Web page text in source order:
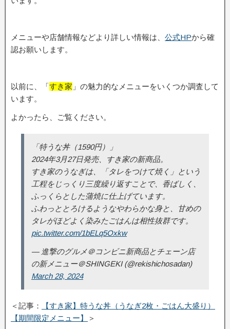
メニューや店舗情報などより詳しい情報は、 公式HPから確
認お願いします。
以前に、「すき家 」の魅力的なメニューをいくつか調査して
います。
よかったら、ご覧ください。
「特うな丼（1590円）」
2024年3月27日発売、すき家の新商品。
すき家のうなぎは、「タレをつけて焼く」という
工程をじっくり三度繰り返すことで、香ばしく、
ふっくらとした蒲焼に仕上げています。
ふわっととろけるようなやわらかな身と、甘めの
タレがほどよく染みたごはんは相性抜群です。
pic.twitter.com/1bELq5Oxkw
— 進撃のグルメ＠コンビニ新商品とチェーン店
の新メニュー＠SHINGEKI (@rekishichosadan)
March 28, 2024
＜記事：
【すき家】特うな丼（うなぎ2枚・ごはん大盛り）
【期間限定メニュー】
＞